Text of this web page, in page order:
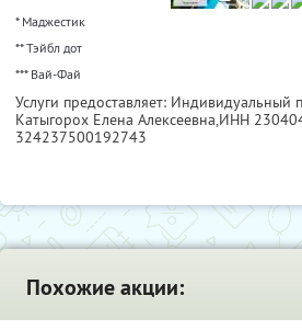
* Маджестик
** Тэйбл дот
*** Вай-Фай
Услуги предоставляет: Индивидуальный
Катыгорох Елена Алексеевна,ИНН
324237500192743
Похожие акции: